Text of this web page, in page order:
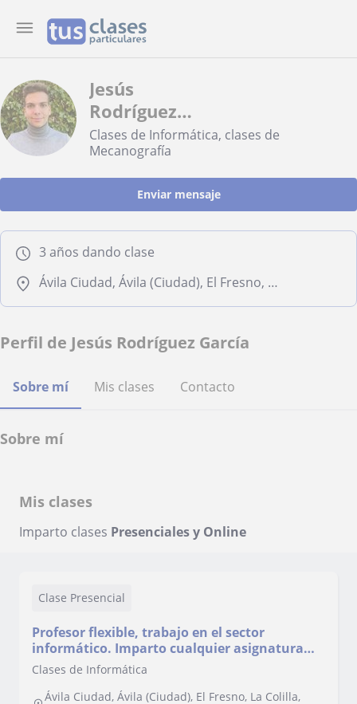
Jesús
Rodríguez
García
Clases de Informática, clases de
Mecanografía
Enviar mensaje
3 años dando clase
Ávila Ciudad, Ávila (Ciudad), El Fresno, La Colilla, Tornadizos de Ávila
Perfil de Jesús Rodríguez García
Sobre mí Mis clases Contacto
Sobre mí
Mis clases
Imparto clases Presenciales y Online
Clase Presencial
Profesor flexible, trabajo en el sector
informático. Imparto cualquier asignatura
relacionada con informática o mecanografía.
Clases de Informática
Ávila Ciudad, Ávila (Ciudad), El Fresno, La Colilla,